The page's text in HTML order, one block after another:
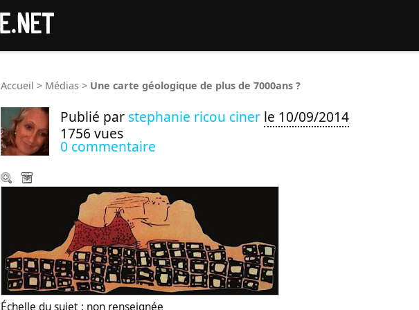
Accueil > Médias > Une carte géologique de plus de 7000ans ?
Publié par stephanie ricou ciner le 10/09/2014
1756 vues
0 commentaire
Échelle du sujet : non renseignée